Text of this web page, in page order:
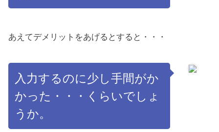
あえてデメリットをあげるとすると・・・
入力するのに少し手間がか
かった・・・くらいでしょ
うか。